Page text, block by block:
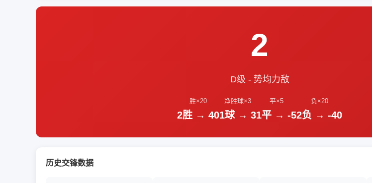
2
D级 - 势均力敌
胜×20
2胜 → 40
净胜球×3
1球 → 3
平×5
1平 → -5
负×20
2负 → -40
历史交锋数据